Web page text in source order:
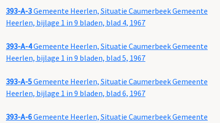
393-A-3Gemeente Heerlen, Situatie Caumerbeek Gemeente
Heerlen, bijlage 1 in 9 bladen, blad 4, 1967
393-A-4Gemeente Heerlen, Situatie Caumerbeek Gemeente
Heerlen, bijlage 1 in 9 bladen, blad 5, 1967
393-A-5Gemeente Heerlen, Situatie Caumerbeek Gemeente
Heerlen, bijlage 1 in 9 bladen, blad 6, 1967
393-A-6Gemeente Heerlen, Situatie Caumerbeek Gemeente